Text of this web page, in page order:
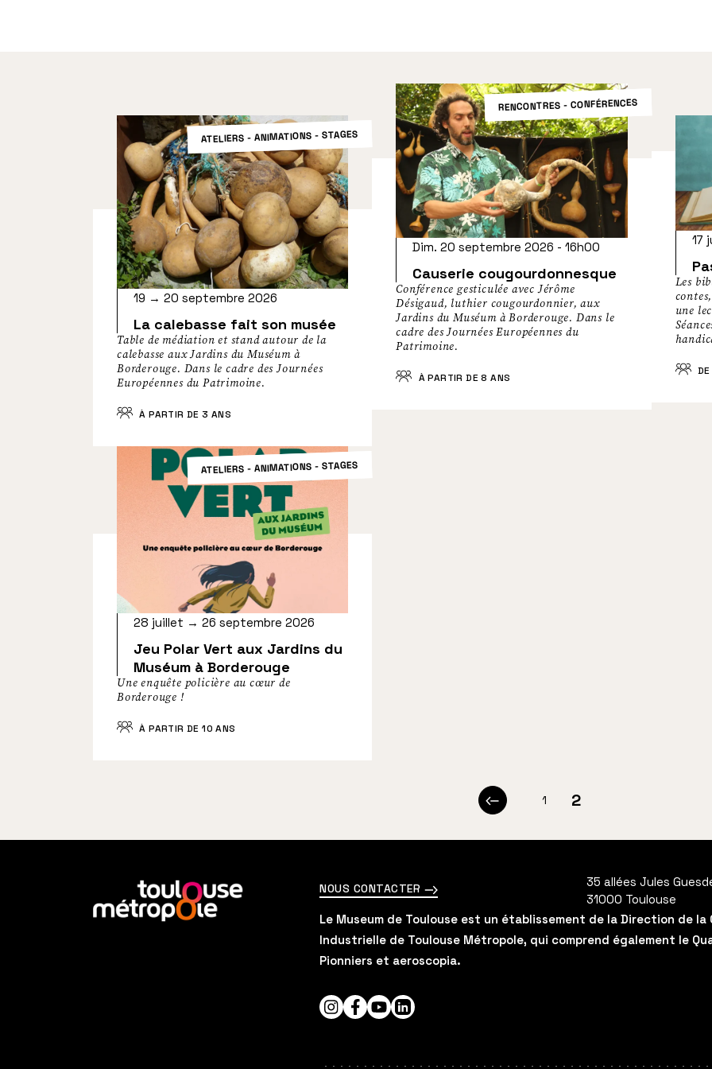
La calebasse fait son musée
19 → 20 septembre 2026
Table de médiation et stand autour de la
calebasse aux Jardins du Muséum à
Borderouge. Dans le cadre des Journées
Européennes du Patrimoine.
À PARTIR DE 3 ANS
ATELIERS - ANIMATIONS - STAGES
Causerie cougourdonnesque
Dim. 20 septembre 2026 - 16h00
Conférence gesticulée avec Jérôme
Désigaud, luthier cougourdonnier, aux
Jardins du Muséum à Borderouge. Dans le
cadre des Journées Européennes du
Patrimoine.
À PARTIR DE 8 ANS
RENCONTRES - CONFÉRENCES
17
Les
une
Jeu Polar Vert aux Jardins du
Muséum à Borderouge
28 juillet → 26 septembre 2026
Une enquête policière au cœur de
Borderouge !
À PARTIR DE 10 ANS
ATELIERS - ANIMATIONS - STAGES
pagination
Page
Page
1 Page
2
En
savoir
plus
NOUS CONTACTER
35 allées Jules
31000 Toulouse
Le Museum de Toulouse est un établissement de la Direction de
Industrielle de Toulouse Métropole, qui comprend également le
Pionniers et aeroscopia.
Instagram
Facebook
YouTubeLinkedIn